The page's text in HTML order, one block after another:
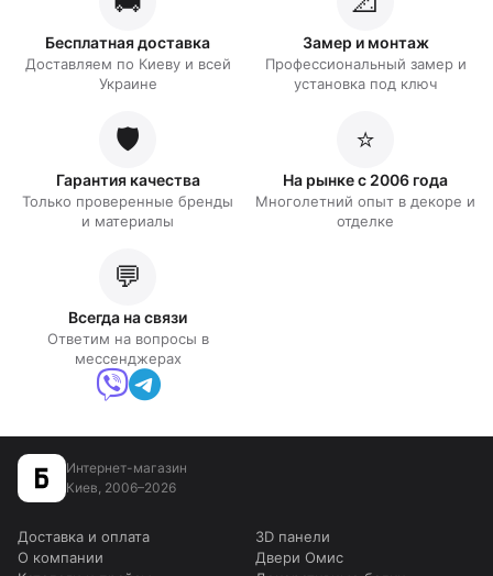
Бесплатная доставка
Доставляем по Киеву и всей
Украине
Замер и монтаж
Профессиональный замер и
установка под ключ
🛡️
Гарантия качества
Только проверенные бренды
и материалы
⭐
На рынке с 2006 года
Многолетний опыт в декоре и
отделке
💬
Всегда на связи
Ответим на вопросы в
мессенджерах
Интернет-магазин
Киев, 2006–2026
Доставка и оплата
О компании
3D панели
Двери Омис